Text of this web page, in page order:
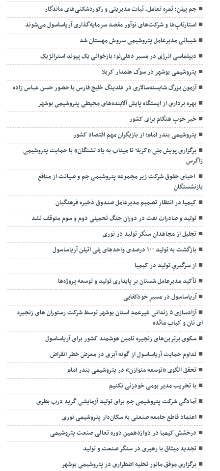
جم پیلن؛ ثمره تعامل، ثبات مدیریتی و رکوردشکنی‌های ماندگار
استارتاپ‌ها و شرکت‌های نوآور مقصد سرما‌یه‌گذاری آریاساسول می‌شوند
شیبانی مدیرعامل پتروشیمی سروش مهستان شد
دیپلماسی انرژی در مسیر دهلی‌نو؛ بازخوانی یک پیوند استراتژیک
پتروشیمی بوشهر در سوگ علمدار کربلا
آزمون بزرگ شایسته‌سالاری در هلدینگ خلیج فارس با حضور حسن عباس زاده
بهره برداری از ایستگاه پایش آلاینده‌های محیطی پتروشیمی بوشهر
خبر خوبِ هنگام برای کشور
پتروشیمی بندر امام؛ از بازیگران مهم اقتصاد کشور
برگزاری پویش ملی «کربلا تا میناب به یاد تشنگان» با حمایت پتروشیمی
زاگرس
احیای حقوق شرکت زیر مجموعه پتروشیمی جم و صیانت از منافع
بازنشستگان
کیمیا در انتظارِ تصمیم مدیرعامل صندوق ذخیره فرهنگیان
تولید و صادرات نفت در دوران جنگ تحمیلی دوم و سوم متوقف نشد
تجلیل از مجاهدان سنگر تولید در نوری
بازگشت به تولید ۱۰۰ درصدی واحدهای پلی اتیلن آریاساسول
از سرگیریِ تولید در کیمیا
تأکید مدیرعامل شستان بر پایداری تولید و توسعه پروژه‌ها
آریاساسول در مسیرِ خودکفایی
آزادسازی ۵ زندانی غیرعمدِ استان بوشهر توسط شرکت رستوران های زنجیره
ای نان و کباب مائده
سکوی برترین‌های زنجیره تامین هوشمند کشور برای آریاساسول
تداوم حمایت آریاساسول از گونه آبزی در معرض خطر انقراض
تحقق الگوی «توسعه متوازن» در پتروشیمی بندر امام
با تخریب مدیر بومی خودزنی نکنیم
آمادگی شرکت پتروشیمی جم برای تولید آزمایشی گرید درب بطری
اعتماد قاطع جامعه صنعتی به سکان‌دار پتروشیمی نوری
درخشش کیمیا در دوازدهمین دوره تعالی صنعت پتروشیمی
تجدید میثاق با رهبری در سنگر صنعت و تولید
برگزاری موفق مانور تخلیه اضطراری در پتروشیمی بوشهر